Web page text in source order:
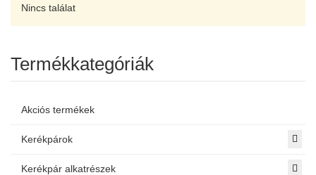
Nincs találat
Termékkategóriák
Akciós termékek
Kerékpárok
Kerékpár alkatrészek